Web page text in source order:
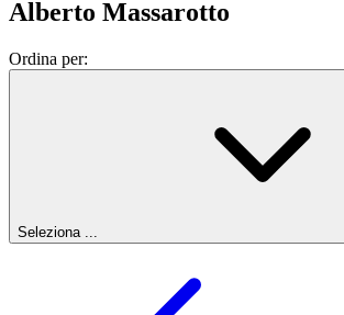
Alberto Massarotto
Ordina per:
Seleziona ...